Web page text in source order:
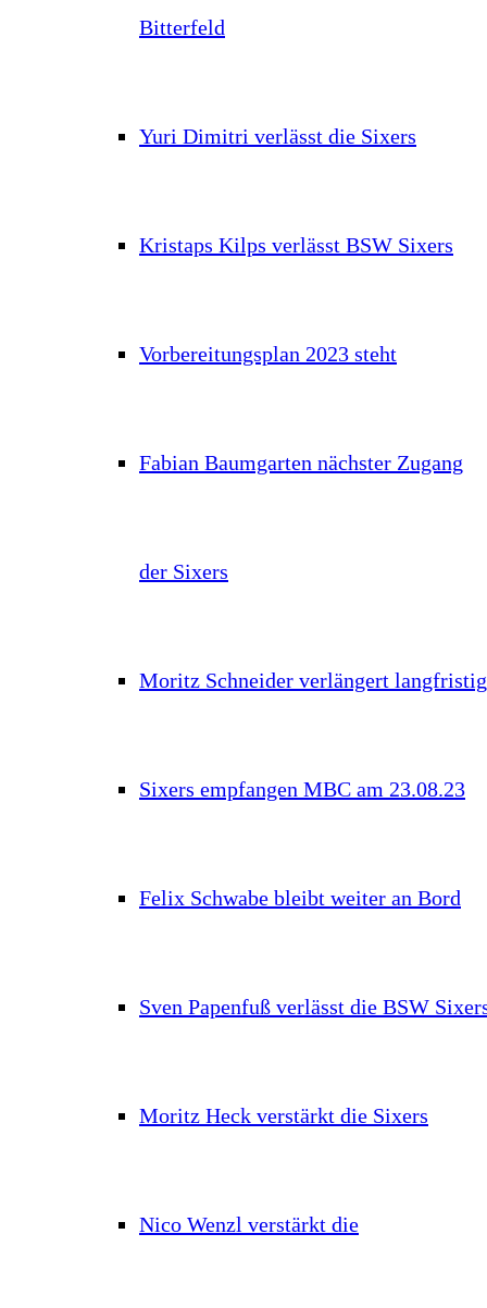
Bitterfeld
Yuri Dimitri verlässt die Sixers
Kristaps Kilps verlässt BSW Sixers
Vorbereitungsplan 2023 steht
Fabian Baumgarten nächster Zugang
der Sixers
Moritz Schneider verlängert langfristig
Sixers empfangen MBC am 23.08.23
Felix Schwabe bleibt weiter an Bord
Sven Papenfuß verlässt die BSW
Moritz Heck verstärkt die Sixers
Nico Wenzl verstärkt die